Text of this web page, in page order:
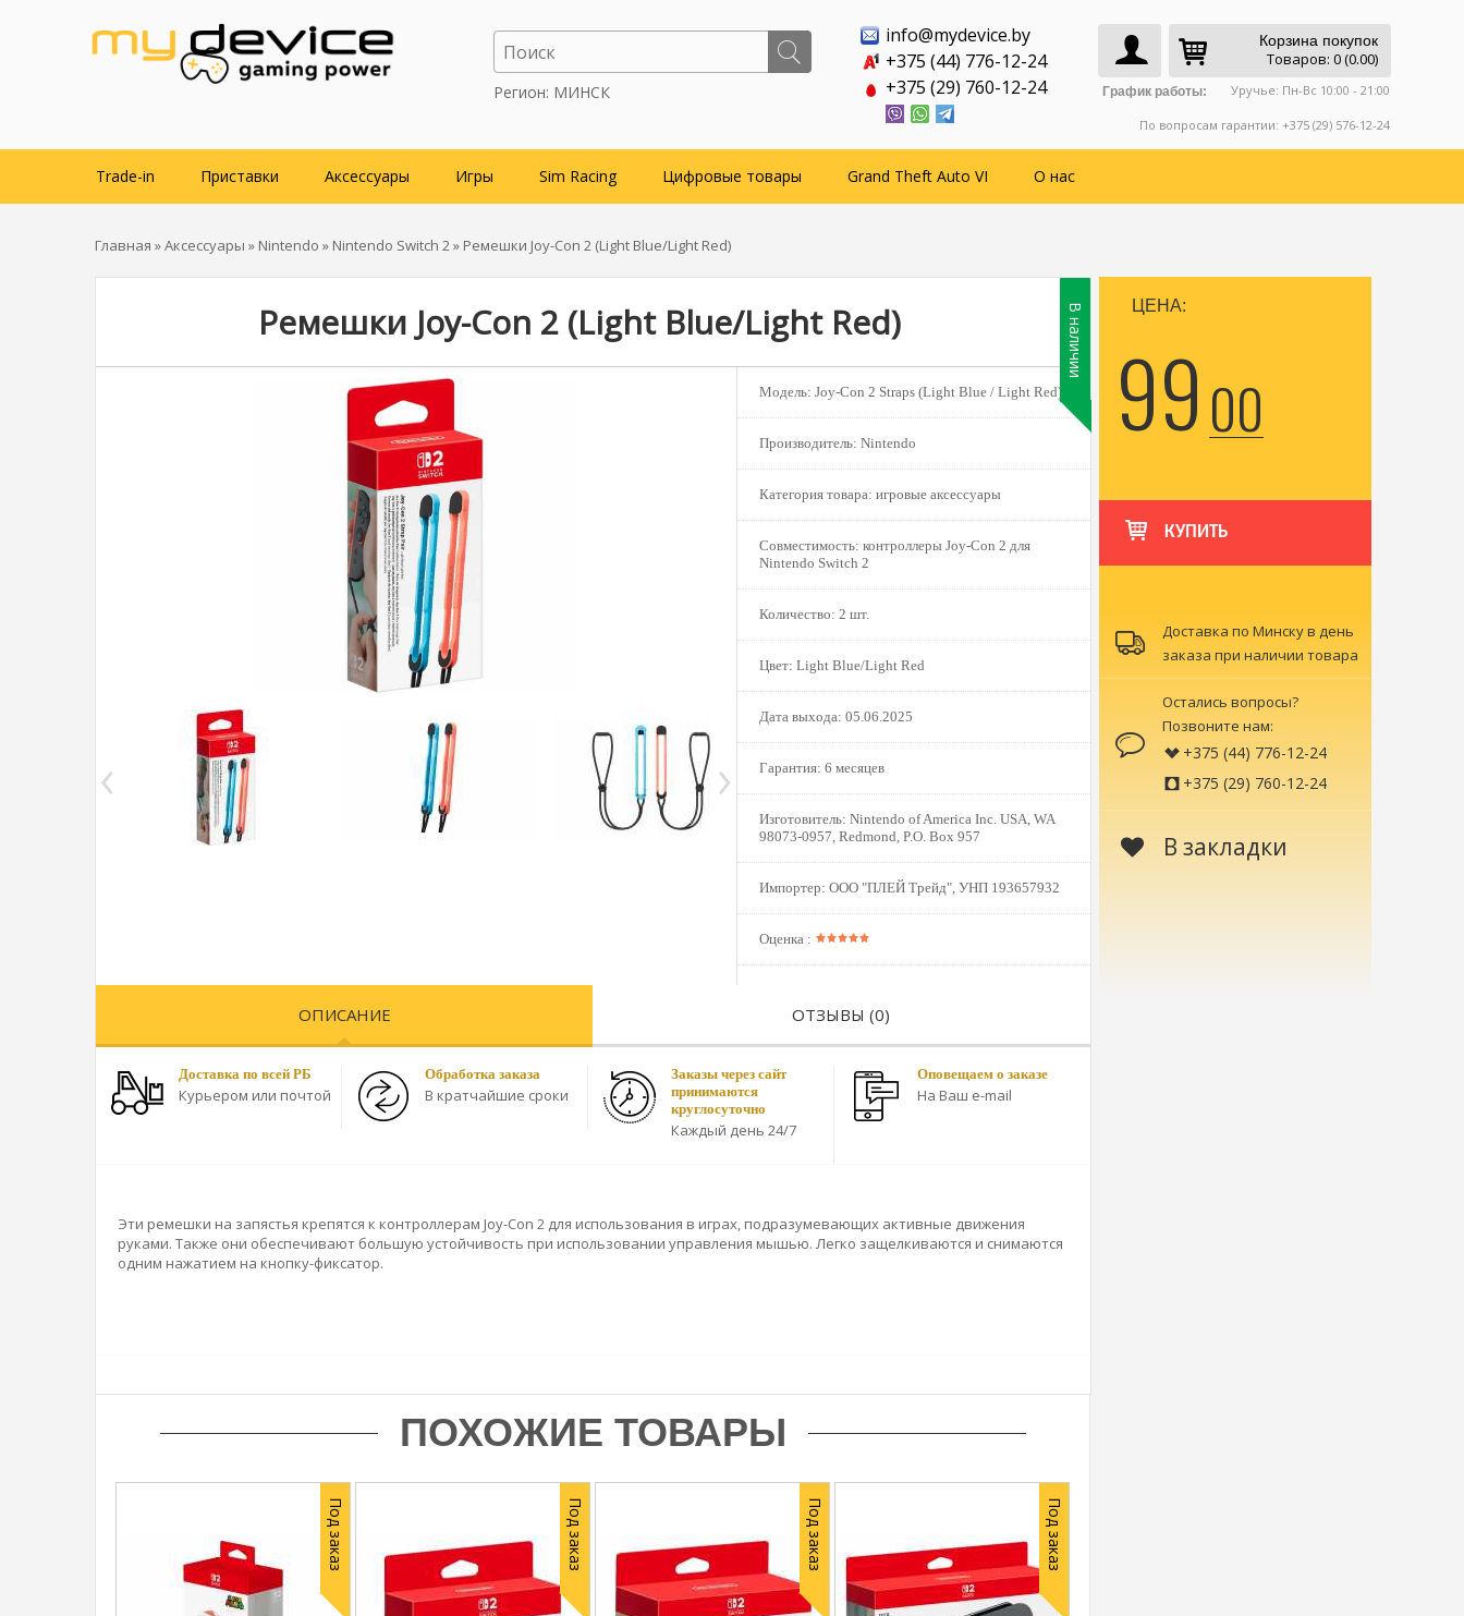
Регион: МИНСК
Корзина покупок
Товаров: 0 (0.00)
График работы: Уручье: Пн-Вс 10:00 - 21:00
По вопросам гарантии: +375 (29) 576-12-24
info@mydevice.by
+375 (44) 776-12-24
+375 (29) 760-12-24
Trade-in Приставки Аксессуары Игры Sim Racing Цифровые товары Grand Theft Auto VI О нас
Главная »Аксессуары » Nintendo » Nintendo Switch 2» Ремешки Joy-Con 2 (Light Blue/Light Red)
Ремешки Joy-Con 2 (Light Blue/Light Red)
Модель: Joy-Con 2 Straps (Light Blue / Light Red)
Производитель: Nintendo
Категория товара: игровые аксессуары
Совместимость: контроллеры Joy-Con 2 для
Nintendo Switch 2
Количество: 2 шт.
Цвет: Light Blue/Light Red
Дата выхода: 05.06.2025
Гарантия: 6 месяцев
Изготовитель: Nintendo of America Inc. USA, WA
98073-0957, Redmond, P.O. Box 957
Импортер: ООО "ПЛЕЙ Трейд", УНП 193657932
Оценка :
В наличии
ОПИСАНИЕ ОТЗЫВЫ (0)
Доставка по всей РБ
Курьером или почтой
Обработка заказа
В кратчайшие сроки
Заказы через сайт
принимаются
круглосуточно
Каждый день 24/7
Оповещаем о заказе
На Ваш e-mail
Эти ремешки на запястья крепятся к контроллерам Joy-Con 2 для использования в играх, подразумевающих активные движения
руками. Также они обеспечивают большую устойчивость при использовании управления мышью. Легко защелкиваются и снимаются
одним нажатием на кнопку-фиксатор.
ЦЕНА:
9900
КУПИТЬ
Доставка по Минску в день
заказа при наличии товара
Остались вопросы?
Позвоните нам:
+375 (44) 776-12-24
+375 (29) 760-12-24
В закладки
ПОХОЖИЕ ТОВАРЫ
Под заказ Под заказ Под заказ Под заказ